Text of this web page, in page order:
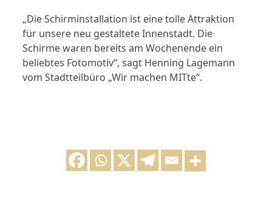
„Die Schirminstallation ist eine tolle Attraktion
für unsere neu gestaltete Innenstadt. Die
Schirme waren bereits am Wochenende ein
beliebtes Fotomotiv“, sagt Henning Lagemann
vom Stadtteilbüro „Wir machen MITte“.